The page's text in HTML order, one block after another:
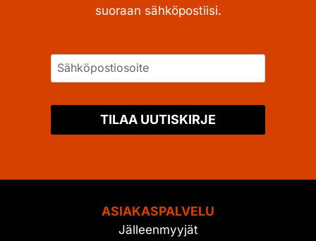
suoraan sähköpostiisi.
TILAA UUTISKIRJE
ASIAKASPALVELU
Jälleenmyyjät